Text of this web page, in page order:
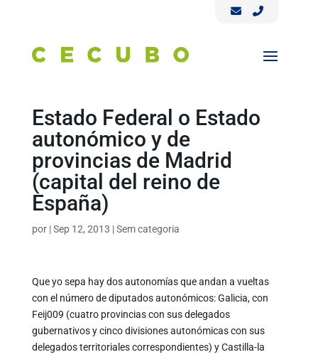
Estado Federal o Estado
autonómico y de
provincias de Madrid
(capital del reino de
España)
por |Sep 12, 2013 |Sem categoria
Que yo sepa hay dos autonomías que andan a vueltas
con el número de diputados autonómicos: Galicia, con
Feij009 (cuatro provincias con sus delegados
gubernativos y cinco divisiones autonómicas con sus
delegados territoriales correspondientes) y Castilla-la